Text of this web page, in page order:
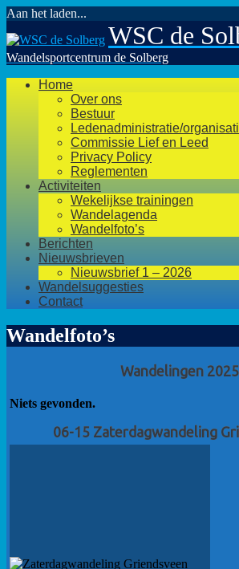
Aan het laden...
naar
de
WSC de
Wandelsportcentrum de Solberg
Home
Over ons
Bestuur
Ledenadministratie/
Commissie Lief en Leed
Privacy Policy
Reglementen
Activiteiten
Wekelijkse trainingen
Wandelagenda
Wandelfoto’s
Berichten
Nieuwsbrieven
Nieuwsbrief 1 – 2026
Wandelsuggesties
Contact
Wandelfoto’s
Wandelingen 2025
Niets gevonden.
06-15 Zaterdagwandeling